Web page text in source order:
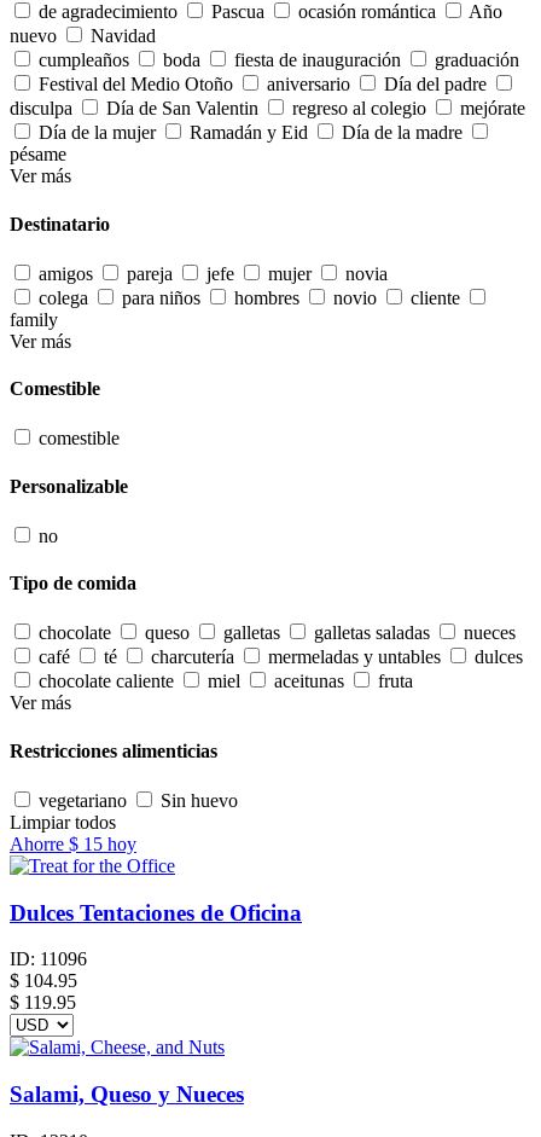
de agradecimiento Pascua ocasión romántica
Año
nuevo
Navidad
cumpleaños
boda fiesta de inauguración
graduación
Festival del Medio Otoño
aniversario
Día del padre
disculpa
Día de San Valentin regreso al colegio
mejórate
Día de la mujer
Ramadán y Eid
Día de la madre
pésame
Ver más
Destinatario
amigos pareja jefe mujer
novia
colega
para niños hombres novio
cliente
family
Ver más
Comestible
comestible
Personalizable
no
Tipo de comida
chocolate queso galletas galletas saladas
nueces
café
té charcutería mermeladas y untables
dulces
chocolate caliente
miel aceitunas
fruta
Ver más
Restricciones alimenticias
vegetariano
Sin huevo
Limpiar todos
Ahorre $ 15 hoy
Dulces Tentaciones de Oficina
ID: 11096
$ 104.95
$ 119.95
Salami, Queso y Nueces